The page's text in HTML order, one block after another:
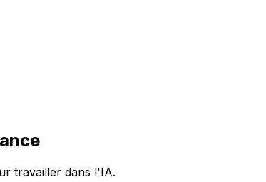
travailler dans l'IA.